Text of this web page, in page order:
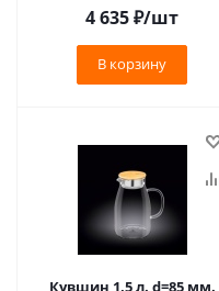
4 635₽/шт
В корзину
Кувшин 1,5 л. d=85 мм.